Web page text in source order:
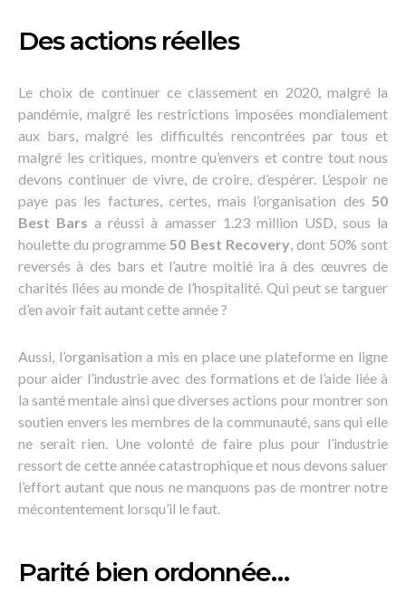
Des actions réelles
Le choix de continuer ce classement en 2020, malgré la
pandémie, malgré les restrictions imposées mondialement
aux bars, malgré les difficultés rencontrées par tous et
malgré les critiques, montre qu’envers et contre tout nous
devons continuer de vivre, de croire, d’espérer. L’espoir ne
paye pas les factures, certes, mais l’organisation des 50
Best Bars a réussi à amasser 1.23 million USD, sous la
houlette du programme50 Best Recovery, dont 50% sont
reversés à des bars et l’autre moitié ira à des œuvres de
charités liées au monde de l’hospitalité. Qui peut se targuer
d’en avoir fait autant cette année ?
Aussi, l’organisation a mis en place une plateforme en ligne
pour aider l’industrie avec des formations et de l’aide liée à
la santé mentale ainsi que diverses actions pour montrer son
soutien envers les membres de la communauté, sans qui elle
ne serait rien. Une volonté de faire plus pour l’industrie
ressort de cette année catastrophique et nous devons saluer
l’effort autant que nous ne manquons pas de montrer notre
mécontentement lorsqu’il le faut.
Parité bien ordonnée…